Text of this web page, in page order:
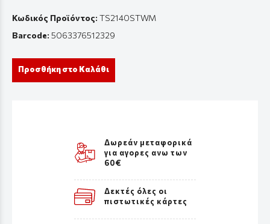
Κωδικός Προϊόντος: TS2140STWM
Barcode: 5063376512329
Προσθήκη στο Καλάθι
Δωρεάν μεταφορικά
για αγορες ανω των
60€
Δεκτές όλες οι
πιστωτικές κάρτες